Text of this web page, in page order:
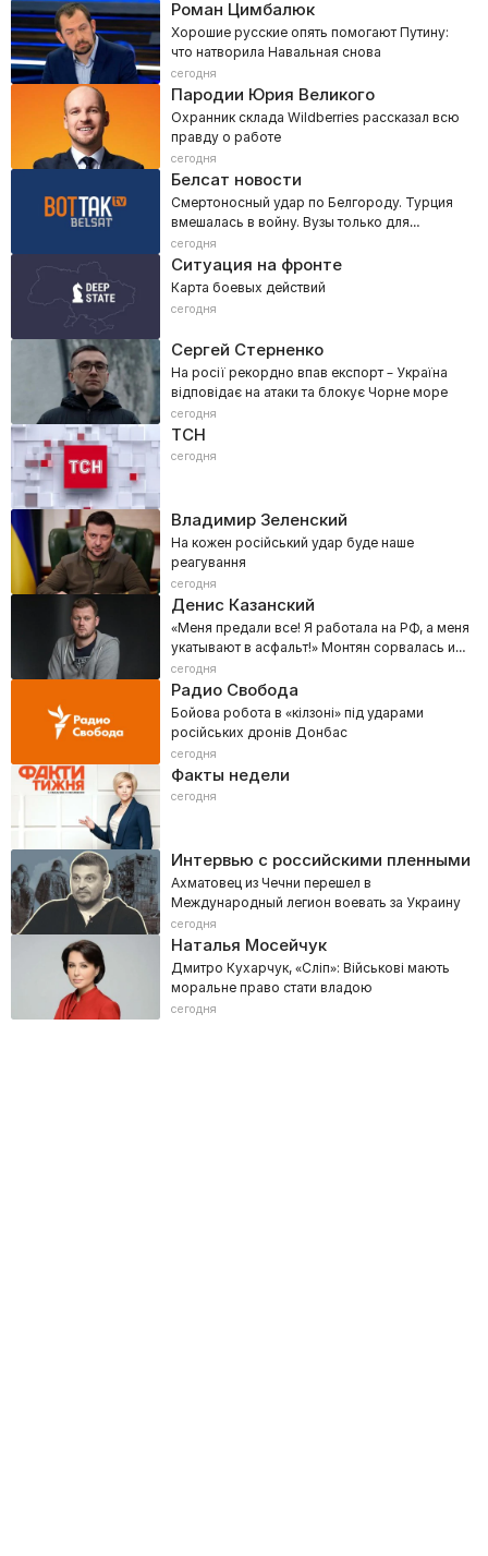
Роман Цимбалюк
Хорошие русские опять помогают Путину:
что натворила Навальная снова
сегодня
Пародии Юрия Великого
Охранник склада Wildberries рассказал всю
правду о работе
сегодня
Белсат новости
Смертоносный удар по Белгороду. Турция
вмешалась в войну. Вузы только для
военных? – Итоги недели
сегодня
Ситуация на фронте
Карта боевых действий
сегодня
Сергей Стерненко
На росії рекордно впав експорт – Україна
відповідає на атаки та блокує Чорне море
сегодня
ТСН
сегодня
Владимир Зеленский
На кожен російський удар буде наше
реагування
сегодня
Денис Казанский
«Меня предали все! Я работала на РФ, а меня
укатывают в асфальт!» Монтян сорвалась и
высказала все
сегодня
Радио Свобода
Бойова робота в «кілзоні» під ударами
російських дронів Донбас
сегодня
Факты недели
сегодня
Интервью с российскими пленными
Ахматовец из Чечни перешел в
Международный легион воевать за Украину
сегодня
Наталья Мосейчук
Дмитро Кухарчук, «Сліп»: Військові мають
моральне право стати владою
сегодня